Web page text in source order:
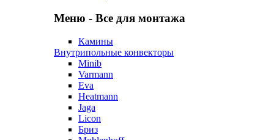
Меню - Все для монтажа
Камины
Внутрипольные конвекторы
Minib
Varmann
Eva
Heatmann
Jaga
Licon
Бриз